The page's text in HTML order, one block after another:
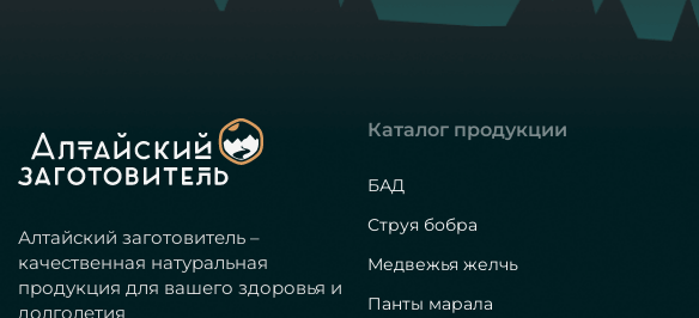
Алтайский заготовитель –
качественная натуральная
продукция для вашего здоровья и
долголетия
Каталог продукции
БАД
Струя бобра
Медвежья желчь
Панты марала